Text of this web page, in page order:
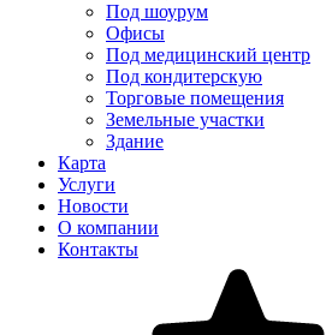
Под шоурум
Офисы
Под медицинский центр
Под кондитерскую
Торговые помещения
Земельные участки
Здание
Карта
Услуги
Новости
О компании
Контакты